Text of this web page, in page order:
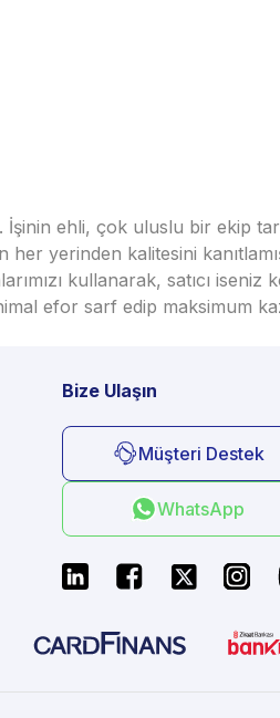
ehli, çok uluslu bir ekip
yerinden kalitesini
kullanarak, satıcı iseniz
efor sarf edip maksimum
Bize Ulaşın
Müşteri Destek
WhatsApp